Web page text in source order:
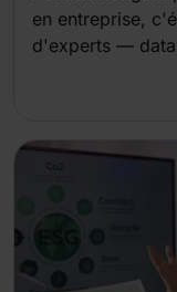
en entreprise,
d'experts —